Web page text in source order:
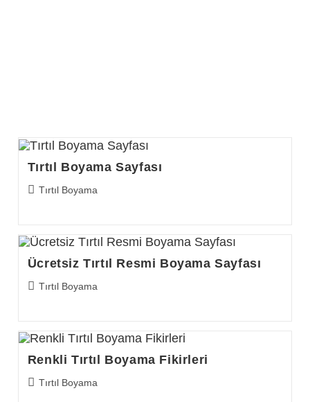
Tırtıl Boyama Sayfası
PostTırtıl Boyama
Ücretsiz Tırtıl Resmi Boyama Sayfası
PostTırtıl Boyama
Renkli Tırtıl Boyama Fikirleri
PostTırtıl Boyama